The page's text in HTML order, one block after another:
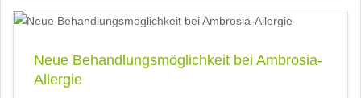
Neue Behandlungsmöglichkeit bei Ambrosia-
Allergie